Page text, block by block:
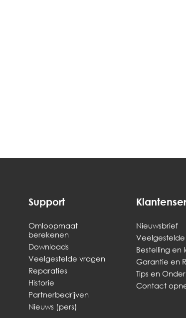
Support
Omloopmaat
berekenen
Downloads
Veelgestelde vragen
Reparaties
Historie
Partnerbedrijven
Nieuws (pers)
Nieuwsbrief
Bestelling en
Garantie en
Tips en
Contact